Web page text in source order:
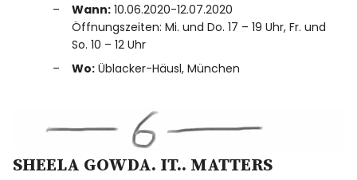
Wann: 10.06.2020-12.07.2020
Öffnungszeiten: Mi. und Do. 17 – 19 Uhr, Fr. und
So. 10 – 12 Uhr
Wo: Üblacker-Häusl, München
SHEELA GOWDA. IT.. MATTERS